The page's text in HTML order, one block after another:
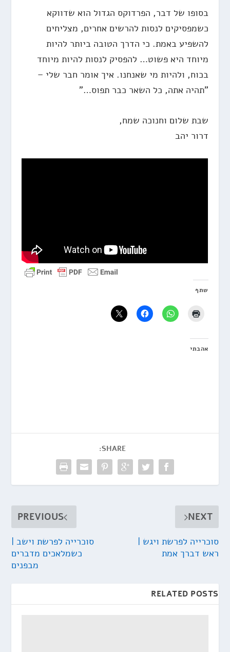
בסופו של דבר, הפרדוקס הגדול הוא שדווקא
כשמפסיקים לנסות להרשים אחרים, מצליחים
להשפיע באמת. כי הדרך הטובה ביותר להיות
מיוחד היא פשוט… להפסיק לנסות להיות מיוחד
בכוח, ולהיות מי שאנחנו. איך אומר חבר שלי –
"תהיה אתה, כל השאר כבר תפוס…"
שבת שלום וחנוכה שמח,
דרור יהב
שתף
אהבתי
SHARE:
PREVIOUS
סוכרייה לפרשת וישב |
כשמלאכים מדברים
מבפנים
NEXT
סוכרייה לפרשת ויגש |
ראש דברך אמת
RELATED POSTS